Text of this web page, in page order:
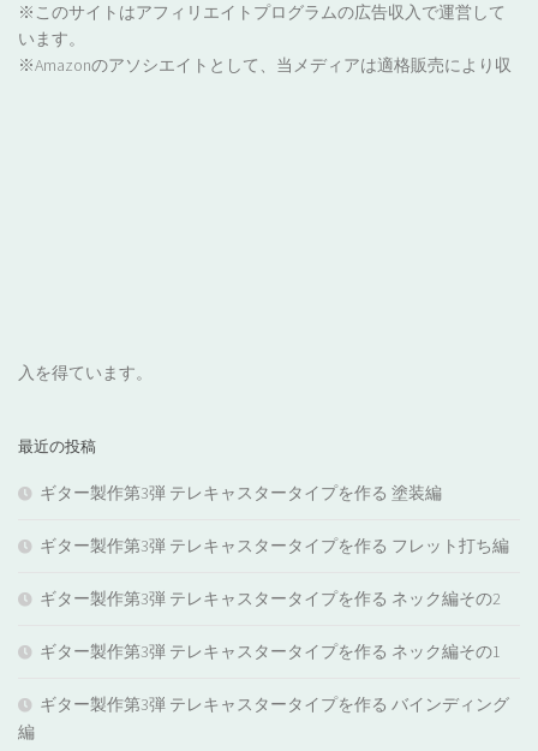
※このサイトはアフィリエイトプログラムの広告収入で運営して
います。
※Amazonのアソシエイトとして、当メディアは適格販売により収
入を得ています。
最近の投稿
ギター製作第3弾 テレキャスタータイプを作る 塗装編
ギター製作第3弾 テレキャスタータイプを作る フレット打ち編
ギター製作第3弾 テレキャスタータイプを作る ネック編その2
ギター製作第3弾 テレキャスタータイプを作る ネック編その1
ギター製作第3弾 テレキャスタータイプを作る バインディング
編